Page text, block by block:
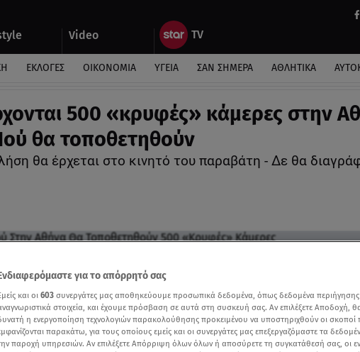
Video
ΕΚΛΟΓΕΣ ΟΙΚΟΝΟΜΙΑ ΥΓΕΙΑ ΣΑΝ ΣΗΜΕΡΑ ΑΘΛΗΤΙΚΑ
500 «κρυφές» κάμερες στην
θα τοποθετηθούν
θα έρχεται στο κινητό του παραβάτη - Δε θα
για το απόρρητό σας
και οι 603 συνεργάτες μας αποθηκεύουμε προσωπικά δεδομένα, όπως δεδομένα
στοιχεία, και έχουμε πρόσβαση σε αυτά στη συσκευή σας. Αν επιλέξετε Αποδοχή,
η ενεργοποίηση τεχνολογιών παρακολούθησης προκειμένου να υποστηριχθούν οι σκοποί
παρακάτω, για τους οποίους εμείς και οι συνεργάτες μας επεξεργαζόμαστε τα
παροχή υπηρεσιών. Αν επιλέξετε Απόρριψη όλων όλων ή αποσύρετε τη συγκατάθεσή σας, οι